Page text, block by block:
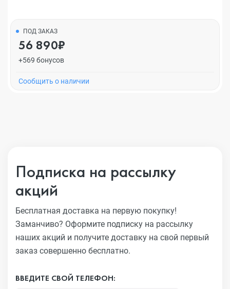
ПОД ЗАКАЗ
56 890₽
+569 бонусов
Cообщить о наличии
Подписка на рассылку
акций
Бесплатная доставка на первую покупку!
Заманчиво? Оформите подписку на рассылку
наших акций и получите доставку на свой первый
заказ совершенно бесплатно.
ВВЕДИТЕ СВОЙ ТЕЛЕФОН: